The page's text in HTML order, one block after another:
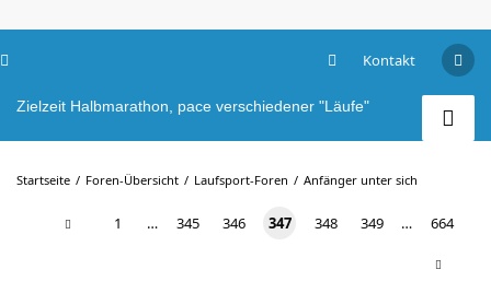
Kontakt
Zielzeit Halbmarathon, pace verschiedener "Läufe"
Startseite Foren-Übersicht Laufsport-Foren Anfänger unter sich
1 … 345 346 347 348 349 … 664